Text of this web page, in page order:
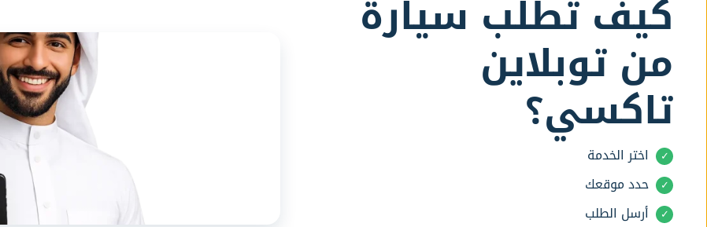
كيف تطلب سيارة
من توبلاين
تاكسي؟
اختر الخدمة
حدد موقعك
أرسل الطلب